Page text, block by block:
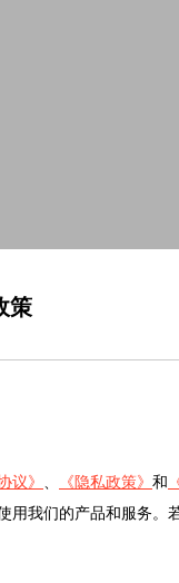
策
议》 《隐私政策》 和
用我们的产品和服务。